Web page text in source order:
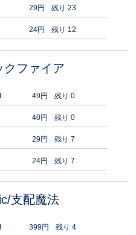
29円 残り 23
24円 残り 12
クファイア
49円 残り 0
40円 残り 0
29円 残り 7
24円 残り 7
支配魔法
399円 残り 4